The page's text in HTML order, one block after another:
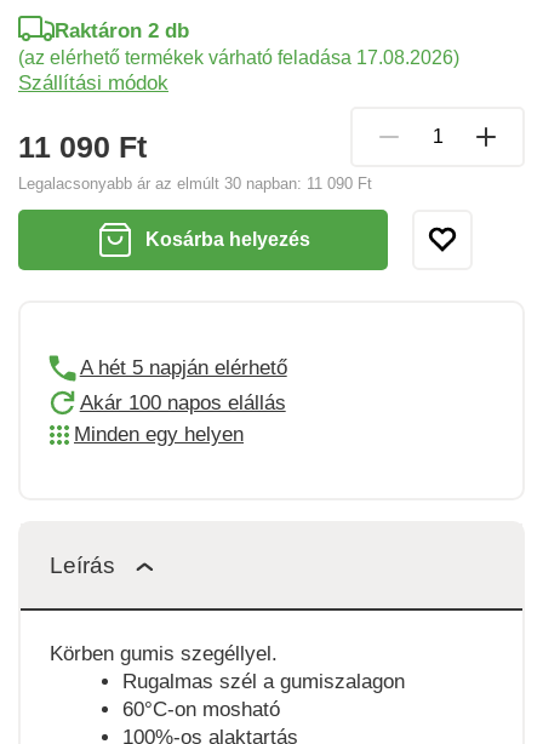
11 090 Ft
Legalacsonyabb ár az elmúlt 30 napban: 11 090 Ft
Raktáron 2 db
(az elérhető termékek várható feladása 17.08.2026)
Szállítási módok
Kosárba helyezés
A hét 5 napján elérhető
Akár 100 napos elállás
Minden egy helyen
Leírás
Körben gumis szegéllyel.
Rugalmas szél a gumiszalagon
60°C-on mosható
100%-os alaktartás